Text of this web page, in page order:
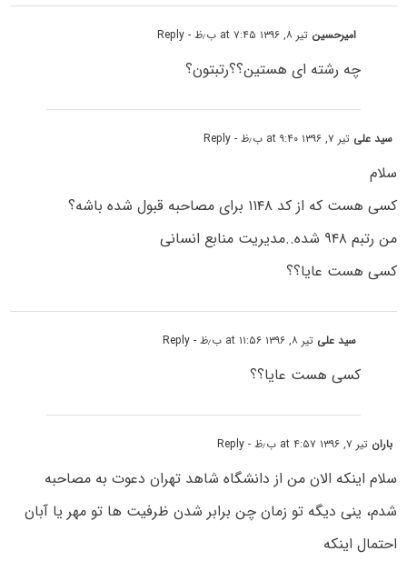
امیرحسین تیر ۸, ۱۳۹۶ at ۷:۴۵ ب٫ظ - Reply
چه رشته ای هستین؟؟رتبتون؟
سید علی تیر ۷, ۱۳۹۶ at ۹:۴۰ ب٫ظ - Reply
سلام
کسی هست که از کد ۱۱۴۸ برای مصاحبه قبول شده باشه؟
من رتبم ۹۴۸ شده..مدیریت منابع انسانی
کسی هست عایا؟؟
سید علی تیر ۸, ۱۳۹۶ at ۱۱:۵۶ ب٫ظ - Reply
کسی هست عایا؟؟
باران تیر ۷, ۱۳۹۶ at ۴:۵۷ ب٫ظ - Reply
سلام اینکه الان من از دانشگاه شاهد تهران دعوت به مصاحبه
شدم، ینی دیگه تو زمان چن برابر شدن ظرفیت ها تو مهر یا آبان
احتمال اینکه